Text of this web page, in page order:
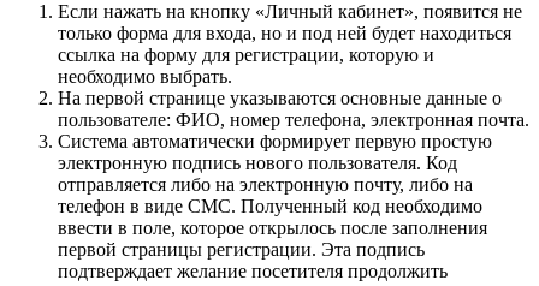
Если нажать на кнопку «Личный кабинет», появится не
только форма для входа, но и под ней будет находиться
ссылка на форму для регистрации, которую и
необходимо выбрать.
На первой странице указываются основные данные о
пользователе: ФИО, номер телефона, электронная почта.
Система автоматически формирует первую простую
электронную подпись нового пользователя. Код
отправляется либо на электронную почту, либо на
телефон в виде СМС. Полученный код необходимо
ввести в поле, которое открылось после заполнения
первой страницы регистрации. Эта подпись
подтверждает желание посетителя продолжить